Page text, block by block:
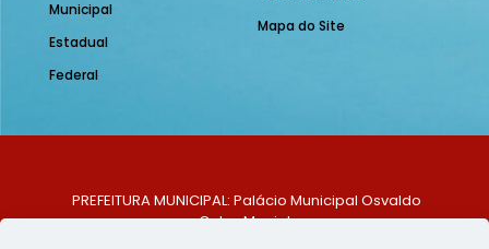
Municipal
Estadual
Federal
Mapa do Site
PREFEITURA MUNICIPAL: Palácio Municipal Osvaldo
Celso Maciel